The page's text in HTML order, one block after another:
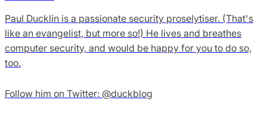
Paul Ducklin is a passionate security proselytiser. (That's
like an evangelist, but more so!) He lives and breathes
computer security, and would be happy for you to do so,
too.
Follow him on Twitter: @duckblog